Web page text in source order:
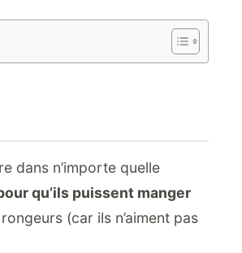
dans n’importe quelle
qu’ils puissent manger
(car ils n’aiment pas